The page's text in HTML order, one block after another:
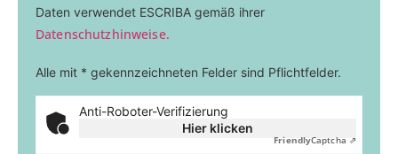
Daten verwendet ESCRIBA gemäß ihrer
Datenschutzhinweise.
Alle mit * gekennzeichneten Felder sind Pflichtfelder.
Anti-Roboter-Verifizierung
Hier klicken
FriendlyCaptcha ⇗